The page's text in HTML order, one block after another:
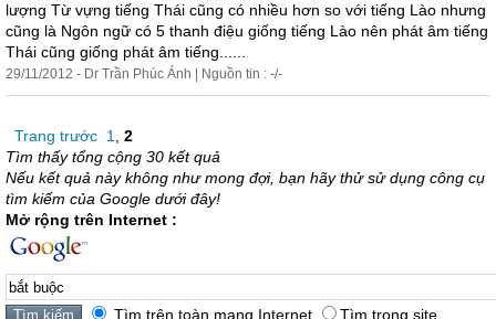
lượng Từ vựng tiếng Thái cũng có nhiều hơn so với tiếng Lào nhưng
cũng là Ngôn ngữ có 5 thanh điệu giống tiếng Lào nên phát âm tiếng
Thái cũng giống phát âm tiếng......
29/11/2012 - Dr Trần Phúc Ánh | Nguồn tin : -/-
Trang trước 1
2
Tìm thấy tổng cộng 30 kết quả
Nếu kết quả này không như mong đợi, bạn hãy thử sử dụng công cụ
tìm kiếm của Google dưới đây!
Mở rộng trên Internet :
Tìm trên toàn mạng Internet Tìm trong site